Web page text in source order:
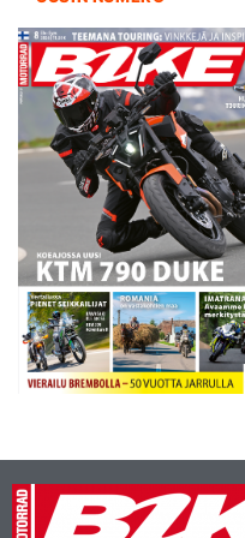
neloseksi jätetty Valter
Patronen. Pirilä sai huhkia
sunnuntaina koko rahan
edestä miehen voittoon
päättyneessä…